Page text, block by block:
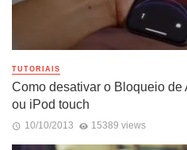
TUTORIAIS
Como desativar o Bloqueio de
ou iPod touch
10/10/2013 15389 views